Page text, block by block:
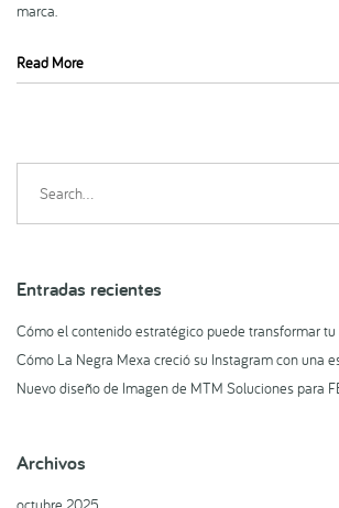
marca.
Read More
Entradas recientes
Cómo el contenido estratégico puede transformar
Cómo La Negra Mexa creció su Instagram con una
Nuevo diseño de Imagen de MTM Soluciones para
Archivos